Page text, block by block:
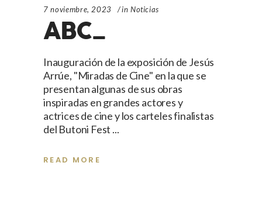
7 noviembre, 2023 in Noticias
ABC_
Inauguración de la exposición de Jesús
Arrúe, "Miradas de Cine" en la que se
presentan algunas de sus obras
inspiradas en grandes actores y
actrices de cine y los carteles finalistas
del Butoni Fest
READ MORE